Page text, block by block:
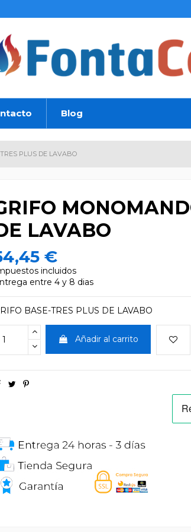
Blog
PLUS DE LAVABO
LAVABO
€
incluidos
entre 4 y 8 dias
BASE-TRES PLUS DE LAVABO
Añadir al carrito